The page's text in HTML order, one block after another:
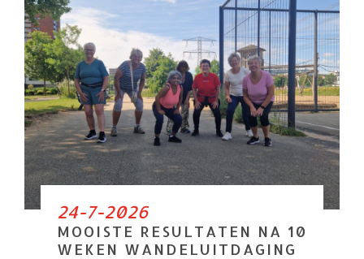
24-7-2026
MOOISTE RESULTATEN NA 10
WEKEN WANDELUITDAGING